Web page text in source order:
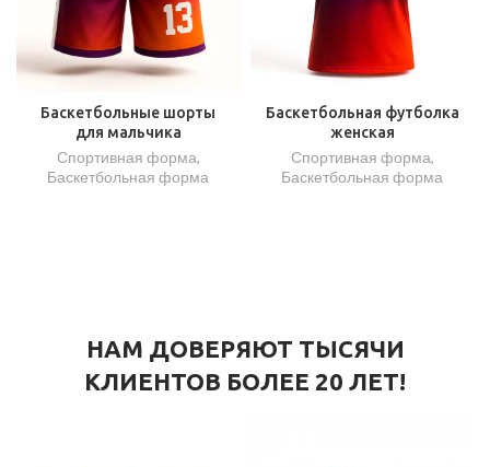
Баскетбольные шорты
для мальчика
Спортивная форма,
Баскетбольная форма
Баскетбольная футболка
женская
Спортивная форма,
Баскетбольная форма
НАМ ДОВЕРЯЮТ ТЫСЯЧИ
КЛИЕНТОВ БОЛЕЕ 20 ЛЕТ!